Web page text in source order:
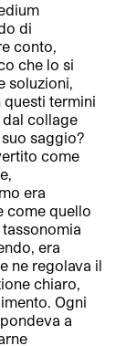
di
conto,
che lo si
soluzioni,
termini
dal collage
saggio?
come
era
come quello
era
ne regolava il
chiaro,
Ogni
a